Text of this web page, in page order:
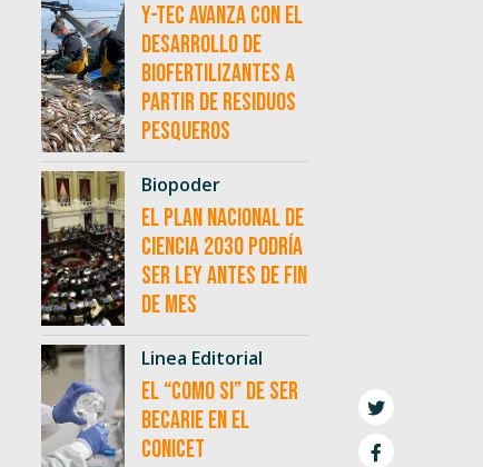
Y-TEC avanza con el
desarrollo de
biofertilizantes a
partir de residuos
pesqueros
Biopoder
El Plan Nacional de
Ciencia 2030 podría
ser ley antes de fin
de mes
Linea Editorial
El “como si” de ser
becarie en el
CONICET